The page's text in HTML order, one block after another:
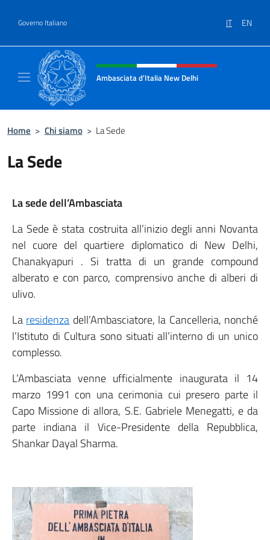
Governo Italiano IT EN
Intestazione sito, social e menù
Ambasciata d'Italia New Delhi
Home > Chi siamo > La Sede
La Sede
La sede dell’Ambasciata
La Sede è stata costruita all’inizio degli anni Novanta
nel cuore del quartiere diplomatico di New Delhi,
Chanakyapuri . Si tratta di un grande compound
alberato e con parco, comprensivo anche di alberi di
ulivo.
La residenza dell’Ambasciatore, la Cancelleria, nonché
l’Istituto di Cultura sono situati all’interno di un unico
complesso.
L’Ambasciata venne ufficialmente inaugurata il 14
marzo 1991 con una cerimonia cui presero parte il
Capo Missione di allora, S.E. Gabriele Menegatti, e da
parte indiana il Vice-Presidente della Repubblica,
Shankar Dayal Sharma.